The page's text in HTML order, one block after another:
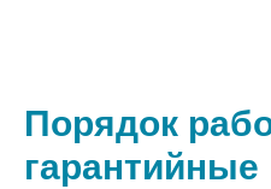
Порядок
гарантийные